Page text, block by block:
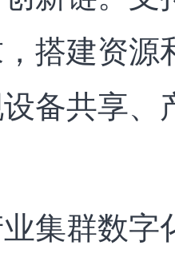
搭建资源
备共享、
业集群数